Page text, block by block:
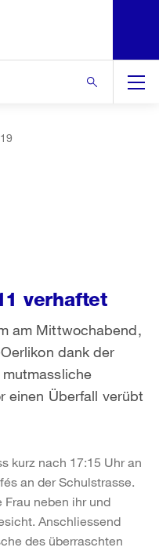
verhaftet
am Mittwochabend,
dank der
einen Überfall verübt
kurz nach 17:15 Uhr an
an der Schulstrasse.
neben ihr und
Anschliessend
des überraschten